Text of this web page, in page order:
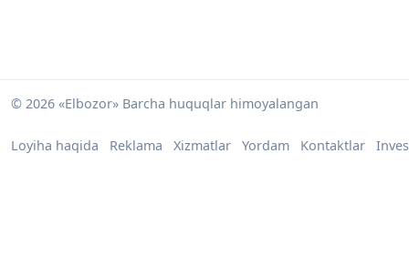
© 2026 «Elbozor» Barcha huquqlar himoyalangan
Loyiha haqida Reklama Xizmatlar Yordam Kontaktlar